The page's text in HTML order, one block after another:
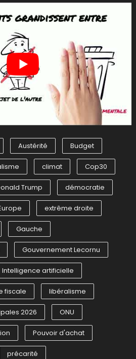
Austérité Budget
climat Cop30
Trump démocratie
extrême droite
Gauche
Gouvernement Lecornu
Intelligence artificielle
fiscale libéralisme
2026 ONU
Pouvoir d'achat
précarité